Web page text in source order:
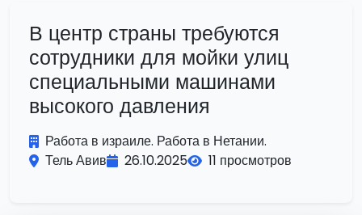
В центр страны требуются
сотрудники для мойки улиц
специальными машинами
высокого давления
Работа в израиле. Работа в Нетании.
Тель Авив
26.10.2025 11 просмотров